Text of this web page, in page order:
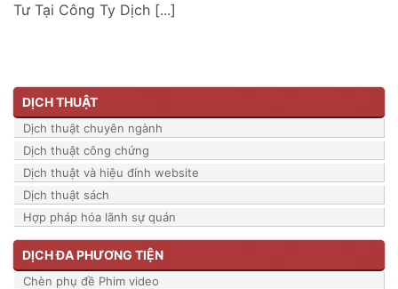
Tư Tại Công Ty Dịch [...]
DỊCH THUẬT
Dịch thuật chuyên ngành
Dịch thuật công chứng
Dịch thuật và hiệu đính website
Dịch thuật sách
Hợp pháp hóa lãnh sự quán
DỊCH ĐA PHƯƠNG TIỆN
Chèn phụ đề Phim video